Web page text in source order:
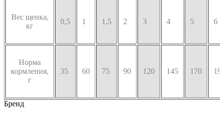
Вес щенка,
кг
0,5 1 1,5 2 3 4 5 6
Норма
кормления,
г
35 60 75 90 120 145 170
Бренд